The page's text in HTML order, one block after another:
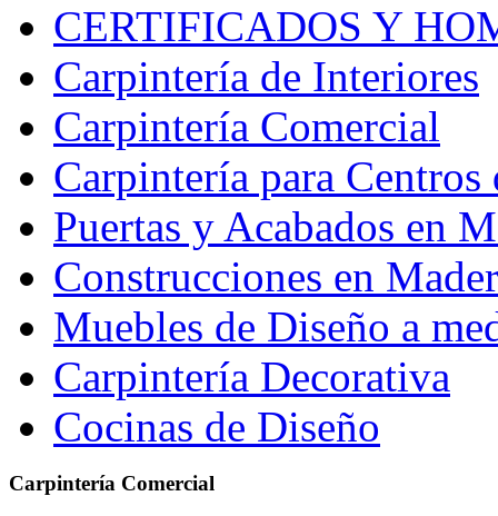
CERTIFICADOS Y
Carpintería de Interiores
Carpintería Comercial
Carpintería para
Puertas y Acabados en
Construcciones en
Muebles de Diseño a
Carpintería Decorativa
Cocinas de Diseño
Carpintería Comercial